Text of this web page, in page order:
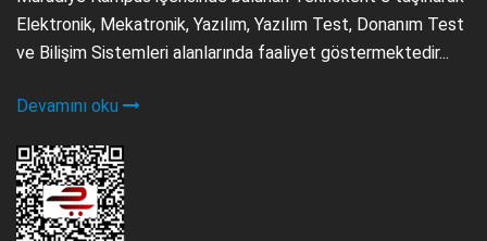
Elektronik, Mekatronik, Yazılım, Yazılım Test, Donanım Test
ve Bilişim Sistemleri alanlarında faaliyet göstermektedir...
Devamını oku